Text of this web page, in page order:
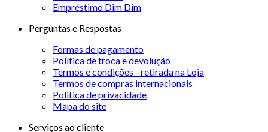
Empréstimo Dim Dim
Perguntas e Respostas
Formas de pagamento
Política de troca e devolução
Termos e condições - retirada na Loja
Termos de compras internacionais
Politica de privacidade
Mapa do site
Serviços ao cliente